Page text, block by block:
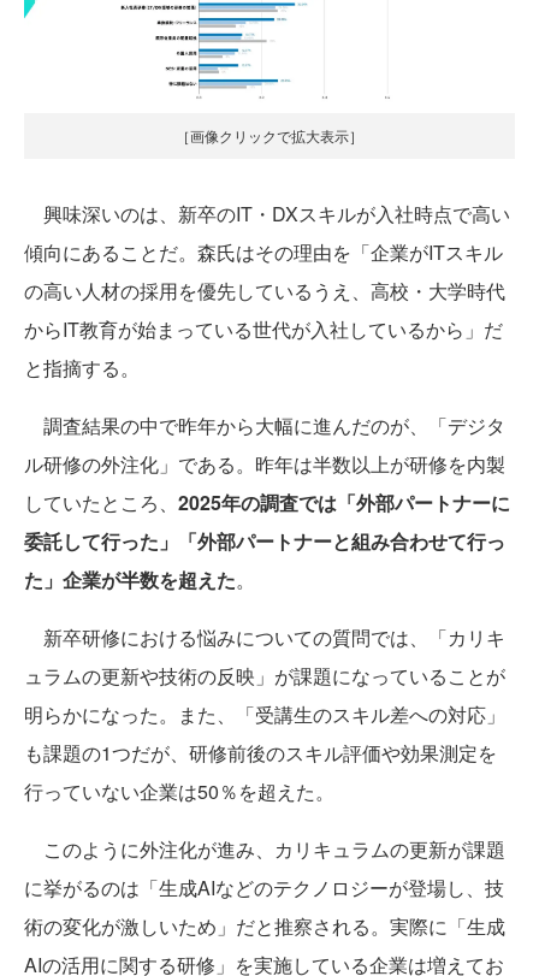
［画像クリックで拡大表示］
興味深いのは、新卒のIT・DXスキルが入社時点で高い
傾向にあることだ。森氏はその理由を「企業がITスキル
の高い人材の採用を優先しているうえ、高校・大学時代
からIT教育が始まっている世代が入社しているから」だ
と指摘する。
調査結果の中で昨年から大幅に進んだのが、「デジタ
ル研修の外注化」である。昨年は半数以上が研修を内製
していたところ、 2025年の調査では「外部パートナーに
委託して行った」「外部パートナーと組み合わせて行っ
た」企業が半数を超えた。
新卒研修における悩みについての質問では、「カリキ
ュラムの更新や技術の反映」が課題になっていることが
明らかになった。また、「受講生のスキル差への対応」
も課題の1つだが、研修前後のスキル評価や効果測定を
行っていない企業は50％を超えた。
このように外注化が進み、カリキュラムの更新が課題
に挙がるのは「生成AIなどのテクノロジーが登場し、技
術の変化が激しいため」だと推察される。実際に「生成
AIの活用に関する研修」を実施している企業は増えてお